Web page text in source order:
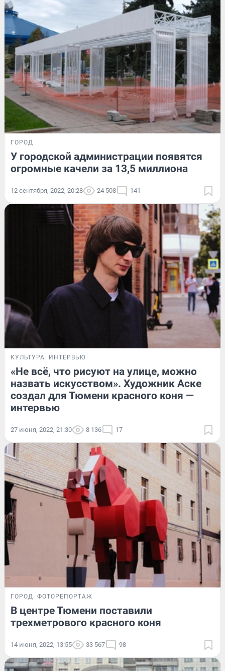
ГОРОД
У городской администрации появятся
огромные качели за 13,5 миллиона
12 сентября, 2022, 20:28 24 508 141
КУЛЬТУРА ИНТЕРВЬЮ
«Не всё, что рисуют на улице, можно
назвать искусством». Художник Аске
создал для Тюмени красного коня —
интервью
27 июня, 2022, 21:30 8 136 17
ГОРОД ФОТОРЕПОРТАЖ
В центре Тюмени поставили
трехметрового красного коня
14 июня, 2022, 13:55 33 567 98